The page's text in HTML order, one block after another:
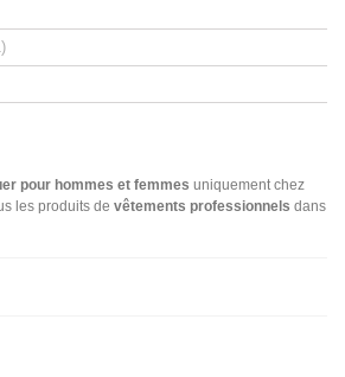
pour hommes et femmes uniquement chez
les produits de vêtements professionnels dans